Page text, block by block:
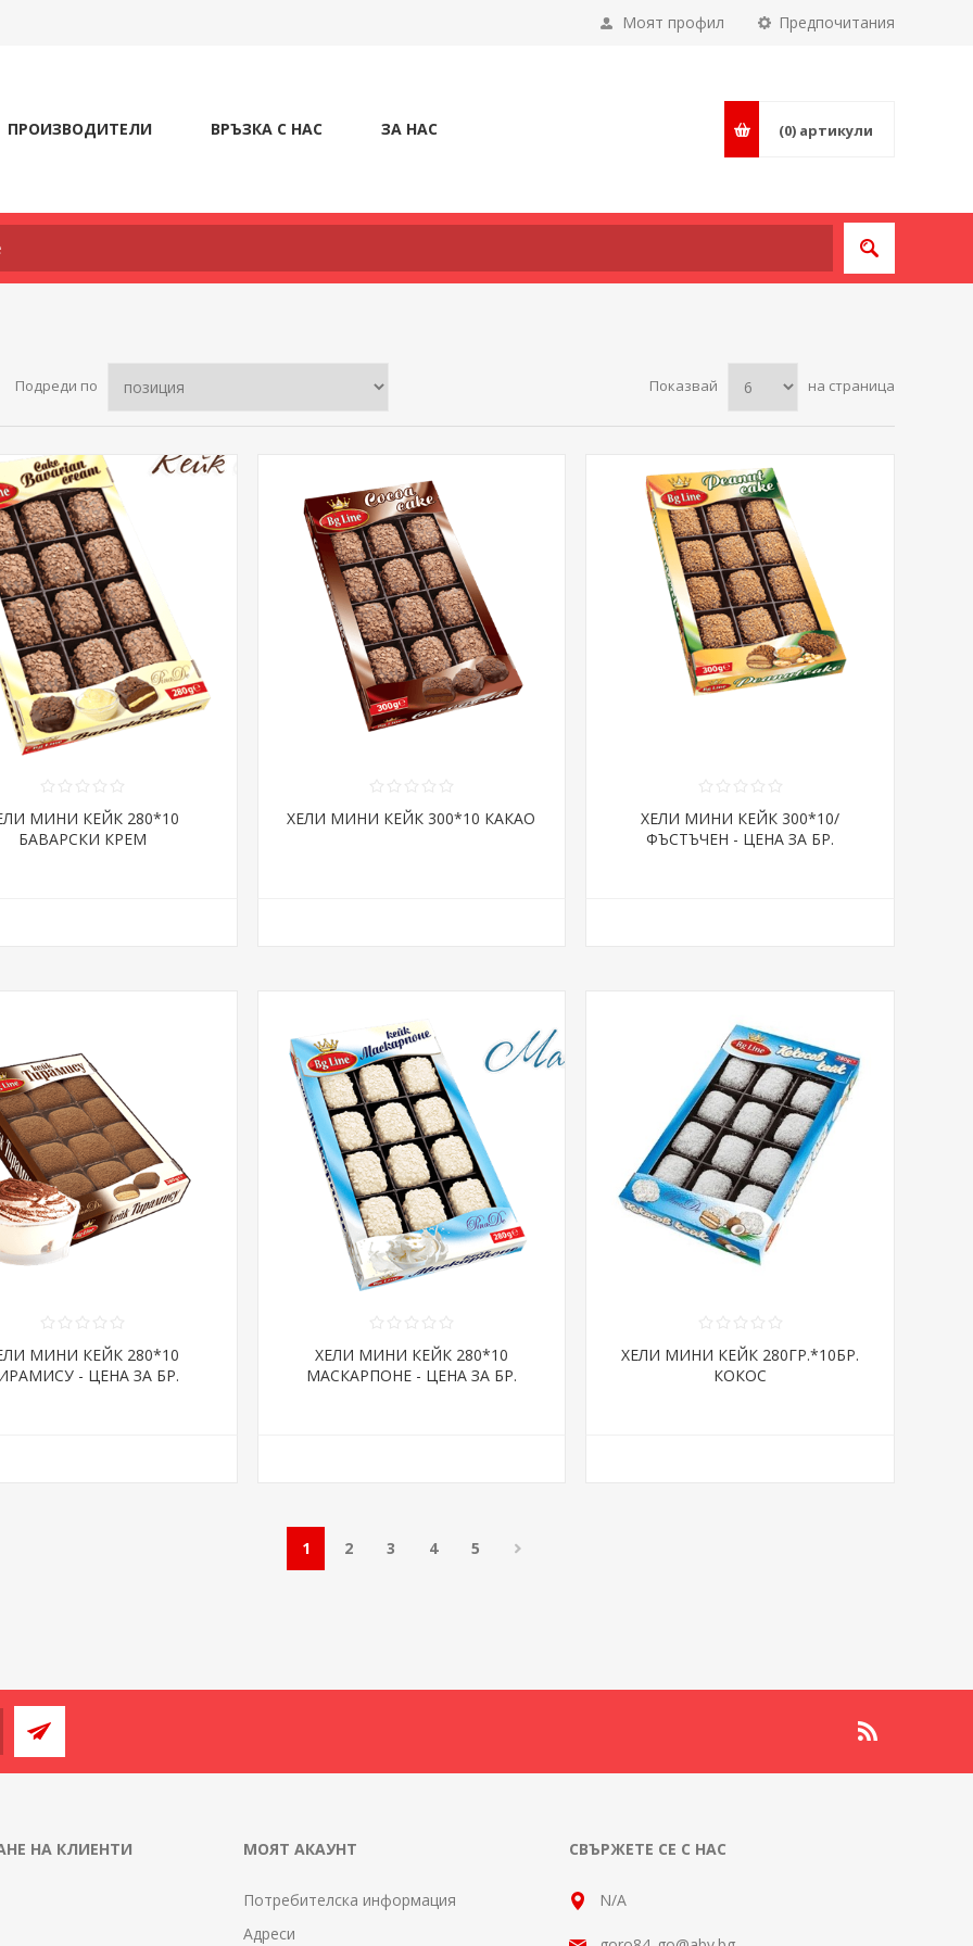
Предпочитания
Моят профил
ПРОИЗВОДИТЕЛИ ВРЪЗКА С НАС ЗА НАС (0) артикули
Подреди по Показвай на страница
МИНИ КЕЙК 280*10
БАВАРСКИ КРЕМ
ХЕЛИ МИНИ КЕЙК 300*10 КАКАО
ХЕЛИ МИНИ КЕЙК 300*10/
ФЪСТЪЧЕН - ЦЕНА ЗА БР.
МИНИ КЕЙК 280*10
- ЦЕНА ЗА БР.
ХЕЛИ МИНИ КЕЙК 280*10
МАСКАРПОНЕ - ЦЕНА ЗА БР.
ХЕЛИ МИНИ КЕЙК 280ГР.*10БР.
КОКОС
1 2 3 4 5
НА КЛИЕНТИ МОЯТ АКАУНТ
Потребителска информация
Адреси
СВЪРЖЕТЕ СЕ С НАС
N/A